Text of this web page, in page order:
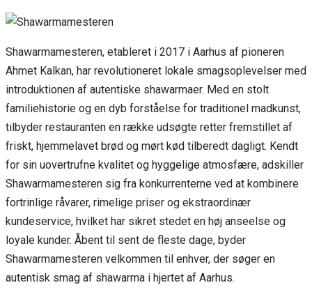
Shawarmamesteren, etableret i 2017 i Aarhus af pioneren
Ahmet Kalkan, har revolutioneret lokale smagsoplevelser med
introduktionen af autentiske shawarmaer. Med en stolt
familiehistorie og en dyb forståelse for traditionel madkunst,
tilbyder restauranten en række udsøgte retter fremstillet af
friskt, hjemmelavet brød og mørt kød tilberedt dagligt. Kendt
for sin uovertrufne kvalitet og hyggelige atmosfære, adskiller
Shawarmamesteren sig fra konkurrenterne ved at kombinere
fortrinlige råvarer, rimelige priser og ekstraordinær
kundeservice, hvilket har sikret stedet en høj anseelse og
loyale kunder. Åbent til sent de fleste dage, byder
Shawarmamesteren velkommen til enhver, der søger en
autentisk smag af shawarma i hjertet af Aarhus.